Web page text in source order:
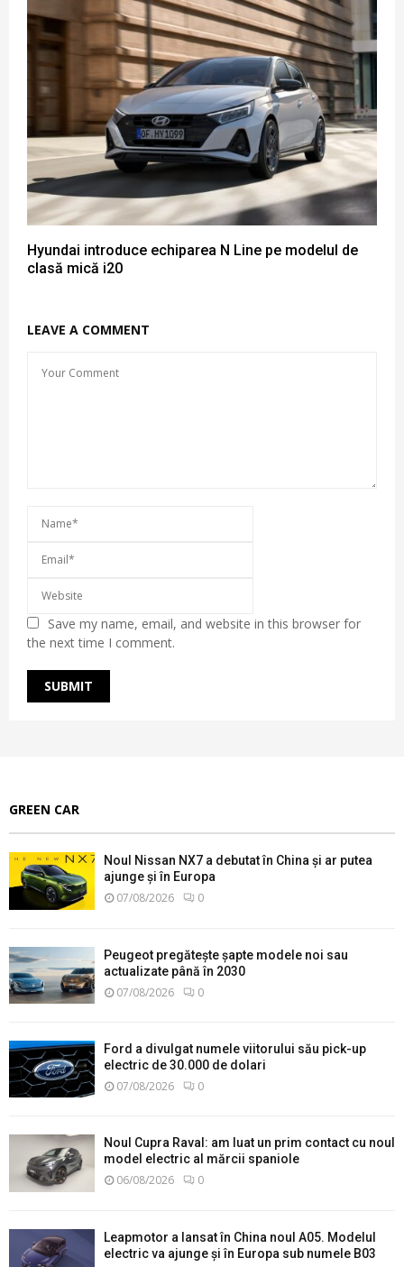
Hyundai introduce echiparea N Line pe modelul de
clasă mică i20
LEAVE A COMMENT
Save my name, email, and website in this browser for
the next time I comment.
GREEN CAR
Noul Nissan NX7 a debutat în China și ar putea
ajunge și în Europa
07/08/2026 0
Peugeot pregătește șapte modele noi sau
actualizate până în 2030
07/08/2026 0
Ford a divulgat numele viitorului său pick-up
electric de 30.000 de dolari
07/08/2026 0
Noul Cupra Raval: am luat un prim contact cu noul
model electric al mărcii spaniole
06/08/2026 0
Leapmotor a lansat în China noul A05. Modelul
electric va ajunge și în Europa sub numele B03